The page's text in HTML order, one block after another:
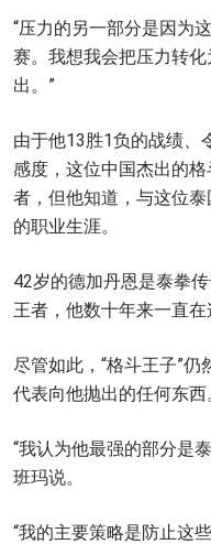
“压力的另一部分是因为
赛。我想我会把压力转
出。”
由于他13胜1负的战绩、
感度，这位中国杰出的
者，但他知道，与这位
的职业生涯。
42岁的德加丹恩是泰拳
王者，他数十年来一直在
尽管如此，“格斗王子”
代表向他抛出的任何东西
“我认为他最强的部分是
班玛说。
“我的主要策略是防止这